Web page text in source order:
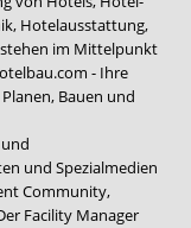
Hotelausstattung,
im Mittelpunkt
- Ihre
Bauen und
und Spezialmedien
Community,
Facility Manager